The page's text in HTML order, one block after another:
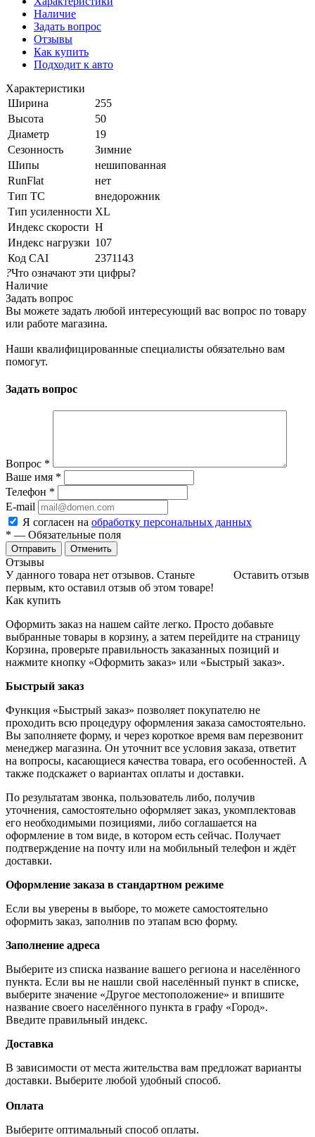
Наличие
Задать вопрос
Отзывы
Как купить
Подходит к авто
Характеристики
Ширина
255
Высота
50
Диаметр
19
Сезонность
Зимние
Шипы
нешипованная
RunFlat
нет
Тип ТС
внедорожник
Тип усиленности XL
Индекс скорости H
Индекс нагрузки 107
Код CAI
2371143
?Что означают эти цифры?
Наличие
Задать вопрос
Вы можете задать любой интересующий вас вопрос по товару
или работе магазина.
Наши квалифицированные специалисты обязательно вам
помогут.
Задать вопрос
Вопрос *
Ваше имя *
Телефон *
E-mail
Я согласен на обработку персональных данных
* — Обязательные поля
Отменить
Отзывы
Оставить отзыв
У данного товара нет отзывов. Станьте
первым, кто оставил отзыв об этом товаре!
Как купить
Оформить заказ на нашем сайте легко. Просто добавьте
выбранные товары в корзину, а затем перейдите на страницу
Корзина, проверьте правильность заказанных позиций и
нажмите кнопку «Оформить заказ» или «Быстрый заказ».
Быстрый заказ
Функция «Быстрый заказ» позволяет покупателю не
проходить всю процедуру оформления заказа самостоятельно.
Вы заполняете форму, и через короткое время вам перезвонит
менеджер магазина. Он уточнит все условия заказа, ответит
на вопросы, касающиеся качества товара, его особенностей. А
также подскажет о вариантах оплаты и доставки.
По результатам звонка, пользователь либо, получив
уточнения, самостоятельно оформляет заказ, укомплектовав
его необходимыми позициями, либо соглашается на
оформление в том виде, в котором есть сейчас. Получает
подтверждение на почту или на мобильный телефон и ждёт
доставки.
Оформление заказа в стандартном режиме
Если вы уверены в выборе, то можете самостоятельно
оформить заказ, заполнив по этапам всю форму.
Заполнение адреса
Выберите из списка название вашего региона и населённого
пункта. Если вы не нашли свой населённый пункт в списке,
выберите значение «Другое местоположение» и впишите
название своего населённого пункта в графу «Город».
Введите правильный индекс.
Доставка
В зависимости от места жительства вам предложат варианты
доставки. Выберите любой удобный способ.
Оплата
Выберите оптимальный способ оплаты.